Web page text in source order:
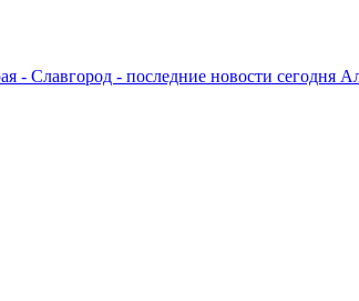
- Славгород - последние новости сегодня